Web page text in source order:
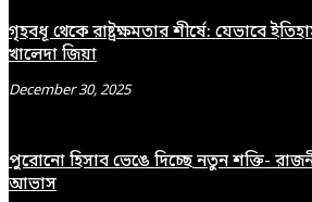
গৃহবধূ থেকে রাষ্ট্রক্ষমতার শীর্ষে: যেভাবে
খালেদা জিয়া
December 30, 2025
পুরোনো হিসাব ভেঙে দিচ্ছে নতুন শক্তি-
আভাস